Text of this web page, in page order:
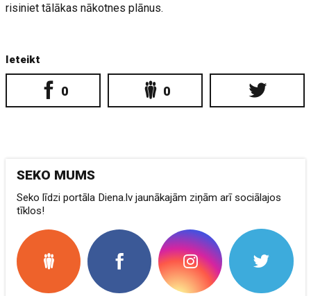
risiniet tālākas nākotnes plānus.
Ieteikt
0 0
SEKO MUMS
Seko līdzi portāla Diena.lv jaunākajām ziņām arī sociālajos
tīklos!